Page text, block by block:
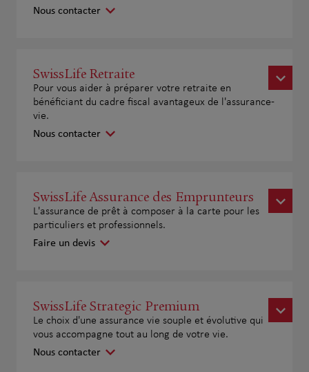
Nous contacter
SwissLife Retraite
Pour vous aider à préparer votre retraite en
bénéficiant du cadre fiscal avantageux de l'assurance-
vie.
Nous contacter
SwissLife Assurance des Emprunteurs
L'assurance de prêt à composer à la carte pour les
particuliers et professionnels.
Faire un devis
SwissLife Strategic Premium
Le choix d'une assurance vie souple et évolutive qui
vous accompagne tout au long de votre vie.
Nous contacter